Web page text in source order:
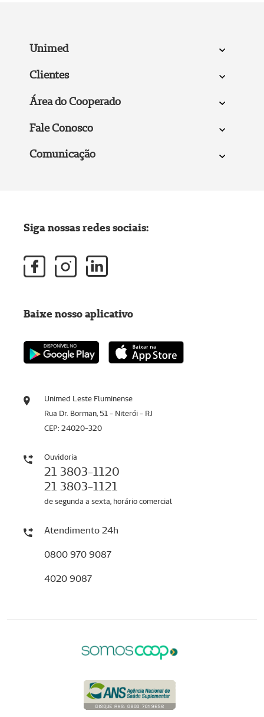
Unimed
Clientes
Área do Cooperado
Fale Conosco
Comunicação
Unimed Leste Fluminense
Rua Dr. Borman, 51 - Niterói - RJ
CEP: 24020-320
Ouvidoria
21 3803-1120
21 3803-1121
de segunda a sexta, horário comercial
Atendimento 24h
0800 970 9087
4020 9087
Siga nossas redes sociais:
Baixe nosso aplicativo